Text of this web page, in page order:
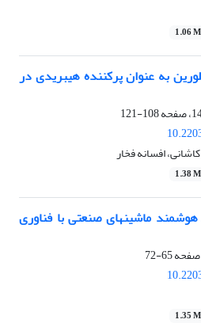
1.06 M
به عنوان پرکننده هیبریدی در
108-121
افسانه فخار
1.38 M
ماشینهای صنعتی با فناوری
65-72
1.35 M